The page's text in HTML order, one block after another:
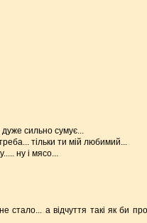
сильно сумує...
тільки ти мій любимий...
ну і мясо...
стало... а відчуття такі як би